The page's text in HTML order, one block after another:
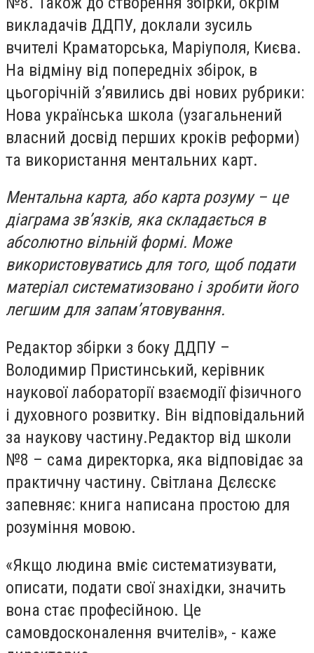
викладачів ДДПУ, доклали зусиль
вчителі Краматорська, Маріуполя, Києва.
На відміну від попередніх збірок, в
цьогорічній з’явились дві нових рубрики:
Нова українська школа (узагальнений
власний досвід перших кроків реформи)
та використання ментальних карт.
Ментальна карта, або карта розуму – це
діаграма зв’язків, яка складається в
абсолютно вільній формі. Може
використовуватись для того, щоб подати
матеріал систематизовано і зробити його
легшим для запам’ятовування.
Редактор збірки з боку ДДПУ –
Володимир Пристинський, керівник
наукової лабораторії взаємодії фізичного
і духовного розвитку. Він відповідальний
за наукову частину.Редактор від школи
№8 – сама директорка, яка відповідає за
практичну частину. Світлана Дєлєскє
запевняє: книга написана простою для
розуміння мовою.
«Якщо людина вміє систематизувати,
описати, подати свої знахідки, значить
вона стає професійною. Це
самовдосконалення вчителів», - каже